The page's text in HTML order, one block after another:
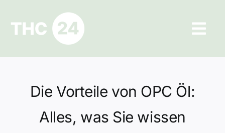
springen
Ratgeber
Hilfe und Kontakt
Datenschutz
Die Vorteile von OPC Öl:
Alles, was Sie wissen